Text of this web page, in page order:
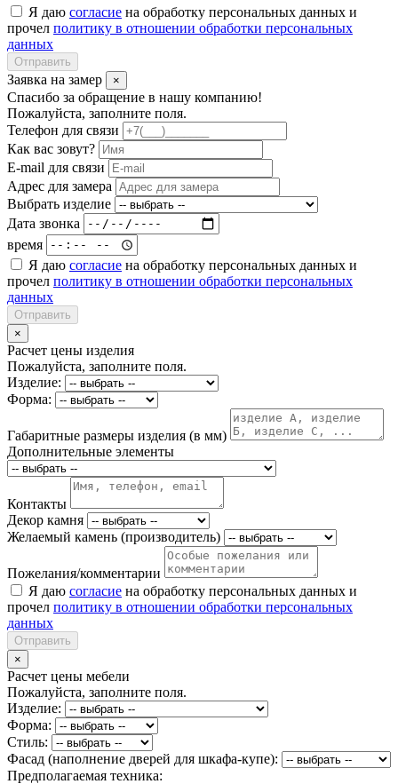
Я даю согласие на обработку персональных данных и
прочел политику в отношении обработки персональных
данных
Отправить
Заявка на замер ×
Спасибо за обращение в нашу компанию!
Пожалуйста, заполните поля.
Телефон для связи
Как вас зовут?
E-mail для связи
Адрес для замера
Выбрать изделие
Дата звонка
время
Я даю согласие на обработку персональных данных и
прочел политику в отношении обработки персональных
данных
Отправить
×
Расчет цены изделия
Пожалуйста, заполните поля.
Изделие:
Форма:
Габаритные размеры изделия (в мм)
Дополнительные элементы
Контакты
Декор камня
Желаемый камень (производитель)
Пожелания/комментарии
Я даю согласие на обработку персональных данных и
прочел политику в отношении обработки персональных
данных
Отправить
×
Расчет цены мебели
Пожалуйста, заполните поля.
Изделие:
Форма:
Стиль:
Фасад (наполнение дверей для шкафа-купе):
Предполагаемая техника: